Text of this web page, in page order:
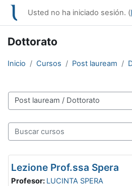
Saltar al contenido principal
Usted no ha iniciado sesión. (
Dottorato
Inicio Cursos Post lauream
Categorías
Buscar cursos
Lezione Prof.ssa Spera
Profesor: LUCINTA SPERA